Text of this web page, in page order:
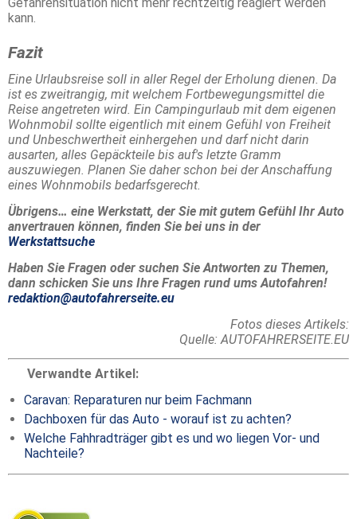
kann.
Fazit
Eine Urlaubsreise soll in aller Regel der Erholung dienen. Da
ist es zweitrangig, mit welchem Fortbewegungsmittel die
Reise angetreten wird. Ein Campingurlaub mit dem eigenen
Wohnmobil sollte eigentlich mit einem Gefühl von Freiheit
und Unbeschwertheit einhergehen und darf nicht darin
ausarten, alles Gepäckteile bis auf's letzte Gramm
auszuwiegen. Planen Sie daher schon bei der Anschaffung
eines Wohnmobils bedarfsgerecht.
Übrigens… eine Werkstatt, der Sie mit gutem Gefühl Ihr Auto
anvertrauen können, finden Sie bei uns in der
Werkstattsuche
Haben Sie Fragen oder suchen Sie Antworten zu Themen,
dann schicken Sie uns Ihre Fragen rund ums Autofahren!
redaktion@autofahrerseite.eu
Fotos dieses Artikels:
Quelle: AUTOFAHRERSEITE.EU
Verwandte Artikel:
Caravan: Reparaturen nur beim Fachmann
Dachboxen für das Auto - worauf ist zu achten?
Welche Fahhradträger gibt es und wo liegen Vor- und
Nachteile?